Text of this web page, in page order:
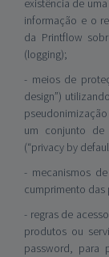
existência de
informação e o
da Printflow
(logging);
- meios de
design”)
um conjunto de
(“privacy by
- mecanismos
cumprimento das
- regras de
produtos ou
password, para